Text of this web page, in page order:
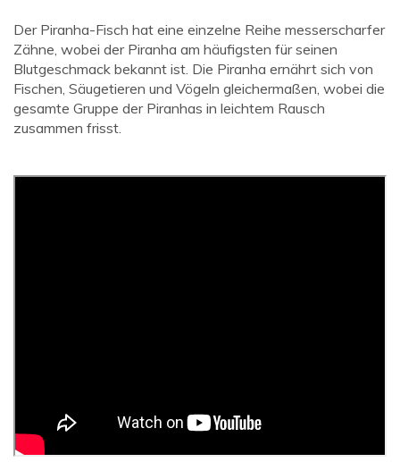
Der Piranha-Fisch hat eine einzelne Reihe messerscharfer
Zähne, wobei der Piranha am häufigsten für seinen
Blutgeschmack bekannt ist. Die Piranha ernährt sich von
Fischen, Säugetieren und Vögeln gleichermaßen, wobei die
gesamte Gruppe der Piranhas in leichtem Rausch
zusammen frisst.